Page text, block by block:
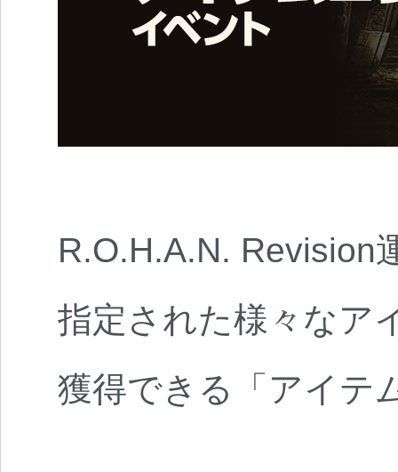
R.O.H.A.N. Revision
指定された様々なア
獲得できる「アイテ